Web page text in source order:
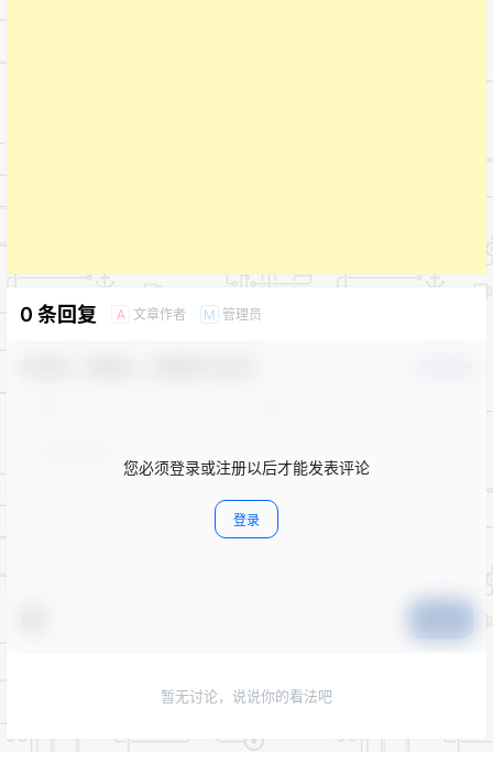
0 条回复 A 文章作者 M 管理员
您必须登录或注册以后才能发表评论
登录
暂无讨论，说说你的看法吧